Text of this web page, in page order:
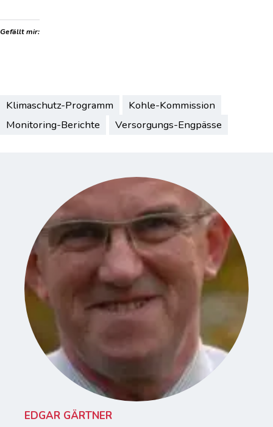
Gefällt mir:
Klimaschutz-Programm
Kohle-Kommission
Monitoring-Berichte
Versorgungs-Engpässe
EDGAR GÄRTNER